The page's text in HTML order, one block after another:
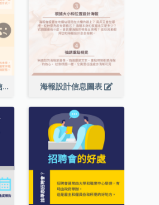
悲傷的五個階段模型信息圖表 海報設計信息圖表